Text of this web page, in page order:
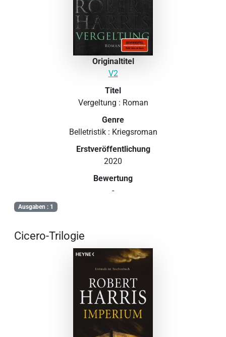
Originaltitel
V2
Titel
Vergeltung : Roman
Genre
Belletristik : Kriegsroman
Erstveröffentlichung
2020
Bewertung
-
Ausgaben : 1
Cicero-Trilogie